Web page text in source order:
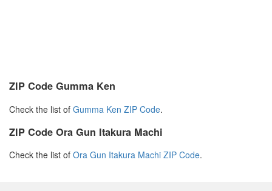
ZIP Code Gumma Ken
Check the list of Gumma Ken ZIP Code.
ZIP Code Ora Gun Itakura Machi
Check the list of Ora Gun Itakura Machi ZIP Code.